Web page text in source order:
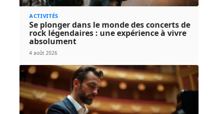
ACTIVITÉS
Se plonger dans le monde des concerts de
rock légendaires : une expérience à vivre
absolument
4 août 2026